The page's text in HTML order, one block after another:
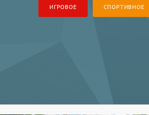
ИГРОВОЕ СПОРТИВНОЕ